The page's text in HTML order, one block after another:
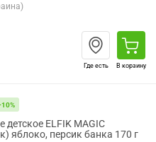
Где есть В корзину
ELFIK MAGIC
яблоко, персик банка 170 г